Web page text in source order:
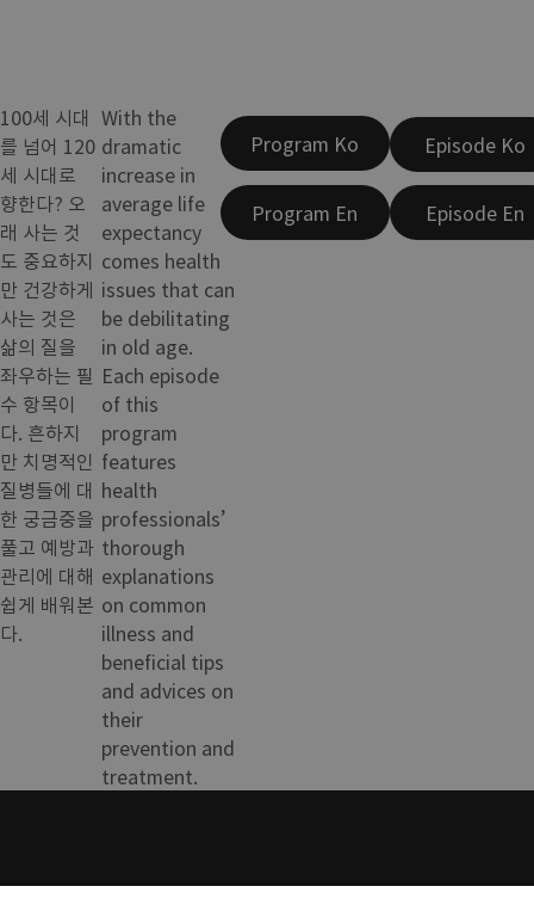
100세 시대
를 넘어 120
세 시대로
향한다? 오
래 사는 것
도 중요하지
만 건강하게
사는 것은
삶의 질을
좌우하는 필
수 항목이
다. 흔하지
만 치명적인
질병들에 대
한 궁금중을
풀고 예방과
관리에 대해
쉽게 배워본
다.
With the
dramatic
increase in
average life
expectancy
comes health
issues that can
be debilitating
in old age.
Each episode
of this
program
features
health
professionals’
thorough
explanations
on common
illness and
beneficial tips
and advices on
their
prevention and
treatment.
Program Ko
Program En
Episode Ko
Episode En